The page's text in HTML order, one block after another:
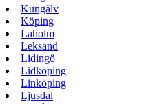
Kungälv
Köping
Laholm
Leksand
Lidingö
Lidköping
Linköping
Ljusdal